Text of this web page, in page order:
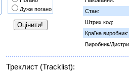
Дуже погано
Стан:
Штрих код:
Країна виробник:
Виробник/
Треклист (Tracklist):